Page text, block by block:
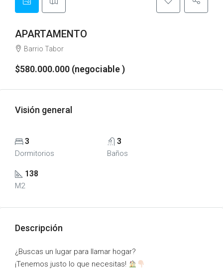
APARTAMENTO
Barrio Tabor
$580.000.000 (negociable )
Visión general
3
Dormitorios
3
Baños
138
M2
Descripción
¿Buscas un lugar para llamar hogar?
¡Tenemos justo lo que necesitas!